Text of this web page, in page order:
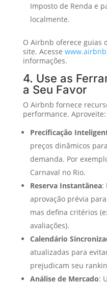
Imposto de Renda e
localmente.
O Airbnb oferece guias
site. Acesse
informações.
4. Use as
a Seu Favor
O Airbnb fornece
performance. Aproveite:
Precificação
preços dinâmicos
demanda. Por
Carnaval no Rio.
Reserva Instantânea:
aprovação prévia
mas defina critérios
avaliações).
Calendário
atualizadas para
prejudicam seu
Análise de Mercado: